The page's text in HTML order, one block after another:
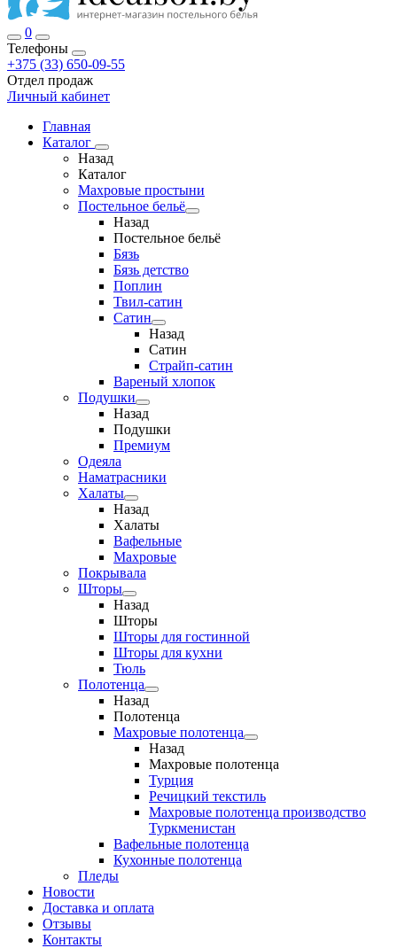
0
Телефоны
+375 (33) 650-09-55
Отдел продаж
Личный кабинет
Главная
Каталог
Назад
Каталог
Махровые простыни
Постельное бельё
Назад
Постельное бельё
Бязь
Бязь детство
Поплин
Твил-сатин
Сатин
Назад
Сатин
Страйп-сатин
Вареный хлопок
Подушки
Назад
Подушки
Премиум
Одеяла
Наматрасники
Халаты
Назад
Халаты
Вафельные
Махровые
Покрывала
Шторы
Назад
Шторы
Шторы для гостинной
Шторы для кухни
Тюль
Полотенца
Назад
Полотенца
Махровые полотенца
Назад
Махровые полотенца
Турция
Речицкий текстиль
Махровые полотенца производство
Туркменистан
Вафельные полотенца
Кухонные полотенца
Пледы
Новости
Доставка и оплата
Отзывы
Контакты